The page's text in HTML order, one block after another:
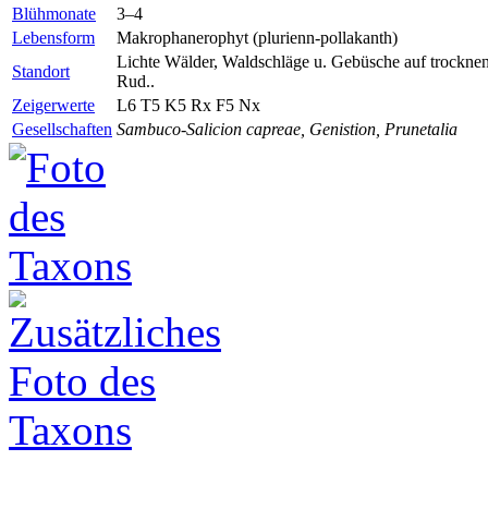
Blühmonate
3–4
Lebensform
Makrophanerophyt (plurienn-pollakanth)
Standort
Lichte Wälder, Waldschläge u. Gebüsche auf
Rud..
Zeigerwerte
L6 T5 K5 Rx F5 Nx
Gesellschaften Sambuco-Salicion capreae, Genistion, Prunetalia